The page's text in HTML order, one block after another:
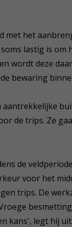
met het
lastig is om
wordt deze
bewaring
de trips. Ze
de
voor het
trips. De
kans', legt hij uit.